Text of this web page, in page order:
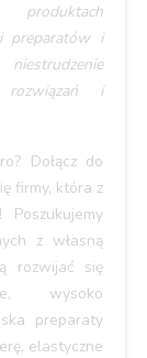
produktach
preparatów i
rozwiązań i
Dołącz do
firmy, która z
z własną
rozwijać się
wysoko
preparaty
elastyczne